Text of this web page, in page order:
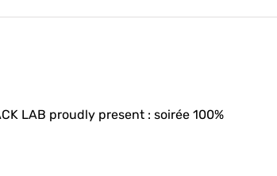
LAB proudly present : soirée 100%